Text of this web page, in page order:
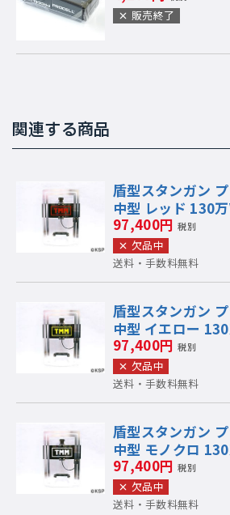
販売終了
関連する商品
盾型スタンガン
中型 レッド 130
97,400円 税別
欠品中
送料・手数料無料
盾型スタンガン
中型 イエロー
97,400円 税別
欠品中
送料・手数料無料
盾型スタンガン
中型 モノクロ
97,400円 税別
欠品中
送料・手数料無料